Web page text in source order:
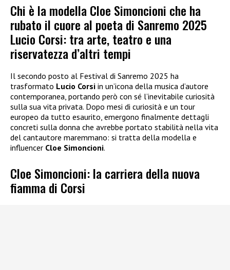
Chi è la modella Cloe Simoncioni che ha
rubato il cuore al poeta di Sanremo 2025
Lucio Corsi: tra arte, teatro e una
riservatezza d’altri tempi
Il secondo posto al Festival di Sanremo 2025 ha
trasformato Lucio Corsi in un’icona della musica d’autore
contemporanea, portando però con sé l’inevitabile curiosità
sulla sua vita privata. Dopo mesi di curiosità e un tour
europeo da tutto esaurito, emergono finalmente dettagli
concreti sulla donna che avrebbe portato stabilità nella vita
del cantautore maremmano: si tratta della modella e
influencer Cloe Simoncioni.
Cloe Simoncioni: la carriera della nuova
fiamma di Corsi